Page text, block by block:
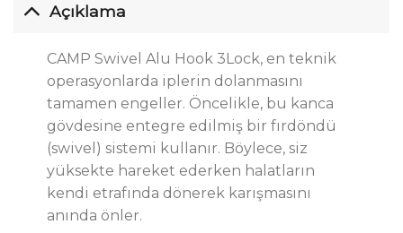
Açıklama
CAMP Swivel Alu Hook 3Lock, en teknik
operasyonlarda iplerin dolanmasını
tamamen engeller. Öncelikle, bu kanca
gövdesine entegre edilmiş bir fırdöndü
(swivel) sistemi kullanır. Böylece, siz
yüksekte hareket ederken halatların
kendi etrafında dönerek karışmasını
anında önler.